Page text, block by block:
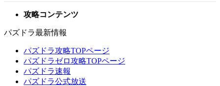
攻略コンテンツ
パズドラ最新情報
パズドラ攻略TOPページ
パズドラゼロ攻略TOPページ
パズドラ速報
パズドラ公式放送